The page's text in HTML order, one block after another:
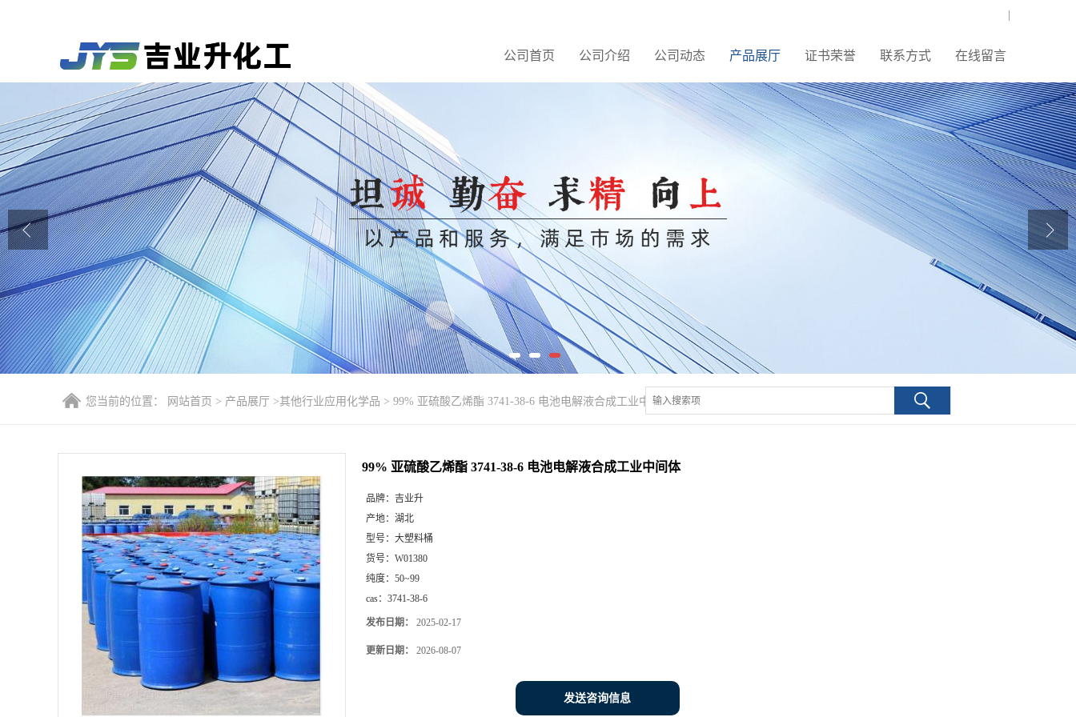
公司首页 公司介绍 公司动态 产品展厅 证书荣誉 联系方式 在线留言
公司首页
公司动态
产品展厅
证书荣誉
联系方式
在线留言
您当前的位置： 网站首页 > 产品展厅 >其他行业应用化学品 > 99% 亚硫酸乙烯酯 3741-38-6 电池电解液合成工业中间体
99% 亚硫酸乙烯酯 3741-38-6 电池电解液合成工业中间体
品牌： 吉业升
产地： 湖北
型号： 大塑料桶
货号： W01380
纯度： 50~99
cas： 3741-38-6
发布日期： 2025-02-17
更新日期： 2026-08-07
发送咨询信息